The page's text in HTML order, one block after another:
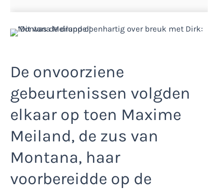
De onvoorziene
gebeurtenissen volgden
elkaar op toen Maxime
Meiland, de zus van
Montana, haar
voorbereidde op de